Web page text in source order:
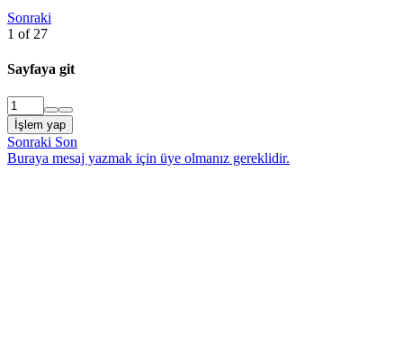
Sonraki
1 of 27
Sayfaya git
İşlem yap
Sonraki Son
Buraya mesaj yazmak için üye olmanız gereklidir.